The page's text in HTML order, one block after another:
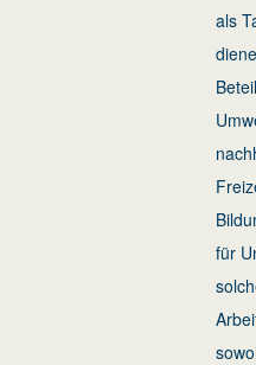
als
für